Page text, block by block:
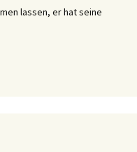
lassen, er hat seine